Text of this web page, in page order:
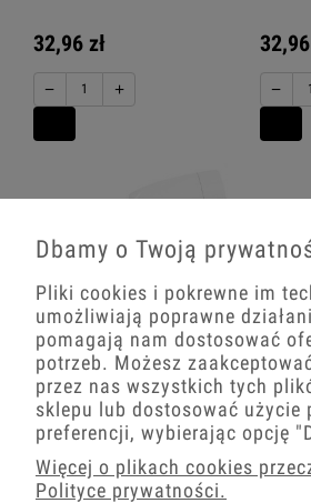
32,96 zł
− + −
Ceramiczna oprawka żarówki kinkiet
regulowany E27 kolor biały
5.0
55,62 zł
Powiadom o dostępności
Dbamy o Twoją
Pliki cookies i pokrewne im
umożliwiają poprawne
pomagają nam dostosować
potrzeb. Możesz
przez nas wszystkich tych
sklepu lub dostosować użycie
preferencji, wybierając opcję
Więcej o plikach cookies
Polityce prywatności.